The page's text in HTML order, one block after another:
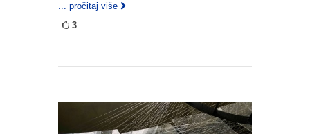
... pročitaj više
3